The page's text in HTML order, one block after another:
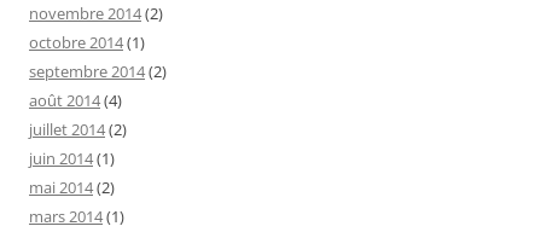
novembre 2014(2)
octobre 2014(1)
septembre 2014(2)
août 2014(4)
juillet 2014(2)
juin 2014(1)
mai 2014(2)
mars 2014(1)